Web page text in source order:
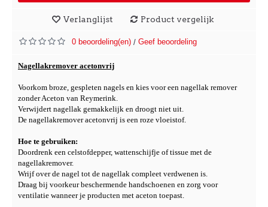
Verlanglijst Product vergelijk
0 beoordeling(en) / Geef beoordeling
Nagellakremover acetonvrij
Voorkom broze, gespleten nagels en kies voor een nagellak remover
zonder Aceton van Reymerink.
Verwijdert nagellak gemakkelijk en droogt niet uit.
De nagellakremover acetonvrij is een roze vloeistof.
Hoe te gebruiken:
Doordrenk een celstofdepper, wattenschijfje of tissue met de
nagellakremover.
Wrijf over de nagel tot de nagellak compleet verdwenen is.
Draag bij voorkeur beschermende handschoenen en zorg voor
ventilatie wanneer je producten met aceton toepast.